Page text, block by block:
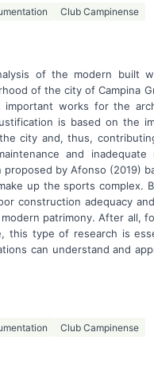
Club Campinense
of the modern built
of the city of Campina
works for the
is based on the
city and, thus,
and
by Afonso (2019)
up the sports complex.
construction adequacy
patrimony. After all,
this type of research is
can understand and
Club Campinense